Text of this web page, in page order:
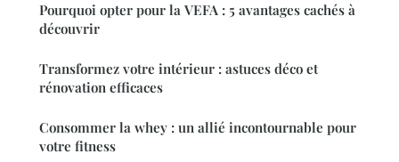
Pourquoi opter pour la VEFA : 5 avantages cachés à
découvrir
Transformez votre intérieur : astuces déco et
rénovation efficaces
Consommer la whey : un allié incontournable pour
votre fitness